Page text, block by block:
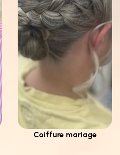
Coiffure mariage